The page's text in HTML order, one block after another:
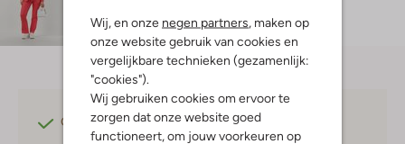
Wij, en onze negen partners, maken op
onze website gebruik van cookies en
vergelijkbare technieken (gezamenlijk:
"cookies").
Wij gebruiken cookies om ervoor te
zorgen dat onze website goed
functioneert, om jouw voorkeuren op
Gratis verzendingvanaf €75,-